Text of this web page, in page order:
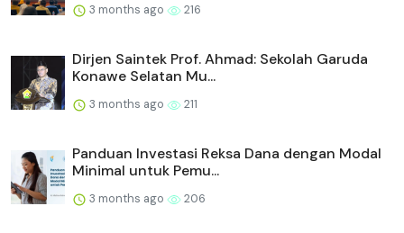
3 months ago 216
Dirjen Saintek Prof. Ahmad: Sekolah Garuda
Konawe Selatan Mu...
3 months ago 211
Panduan Investasi Reksa Dana dengan Modal
Minimal untuk Pemu...
3 months ago 206